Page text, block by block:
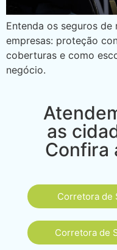
Entenda os seguros
empresas: proteção
coberturas e como
negócio.
as
Confira
Corretora de
Corretora de